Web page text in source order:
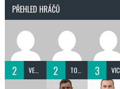
PŘEHLED HRÁČŮ
2 VEČEŘA DOMINIK 2 TOMEK JIŘÍ 3 VICKOLLAR RASIM